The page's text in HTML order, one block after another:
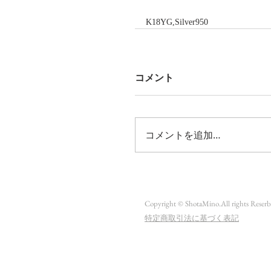
K18YG,Silver950
コメント
コメントを追加…
Copyright © ShotaMino.All rights
​特定商取引法に基づく表記